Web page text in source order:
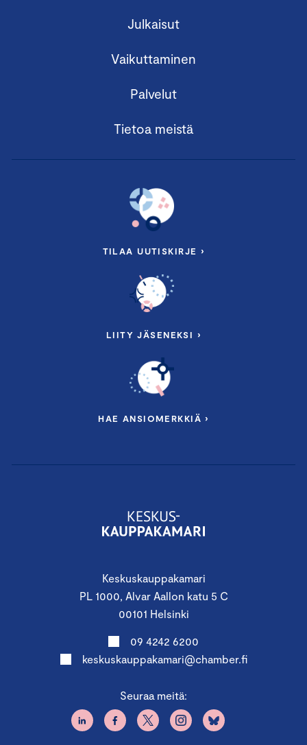
Keskuskauppakamari
PL 1000, Alvar Aallon katu 5 C
00101 Helsinki
09 4242 6200
keskuskauppakamari@chamber.fi
Seuraa meitä:
Julkaisut
Vaikuttaminen
Palvelut
Tietoa meistä
TILAA UUTISKIRJE ›
LIITY JÄSENEKSI ›
HAE ANSIOMERKKIÄ ›